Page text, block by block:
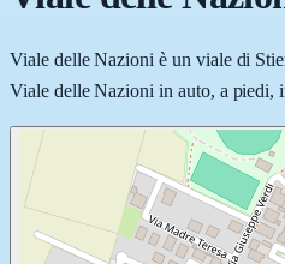
Viale delle Nazioni è un viale di
Viale delle Nazioni in auto, a piedi,